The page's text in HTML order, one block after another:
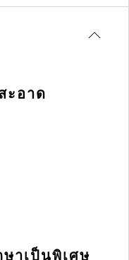
ะอาด
าเป็นพิเศษ